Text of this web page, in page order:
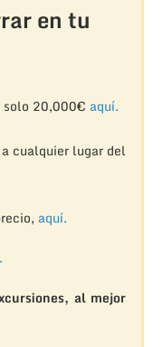
en tu
solo 20,000€ aquí.
cualquier lugar del
aquí.
al mejor